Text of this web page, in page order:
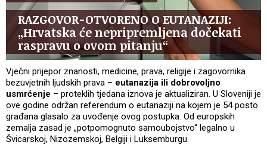
RAZGOVOR-OTVORENO O EUTANAZIJI:
„Hrvatska će nepripremljena dočekati
raspravu o ovom pitanju“
Vječni prijepor znanosti, medicine, prava, religije i zagovornika
bezuvjetnih ljudskih prava – eutanazija ili dobrovoljno
usmrćenje – proteklih tjedana iznova je aktualiziran. U Sloveniji je
ove godine održan referendum o eutanaziji na kojem je 54 posto
građana glasalo za uvođenje ovog postupka. Od europskih
zemalja zasad je „potpomognuto samoubojstvo“ legalno u
Švicarskoj, Nizozemskoj, Belgiji i Luksemburgu.